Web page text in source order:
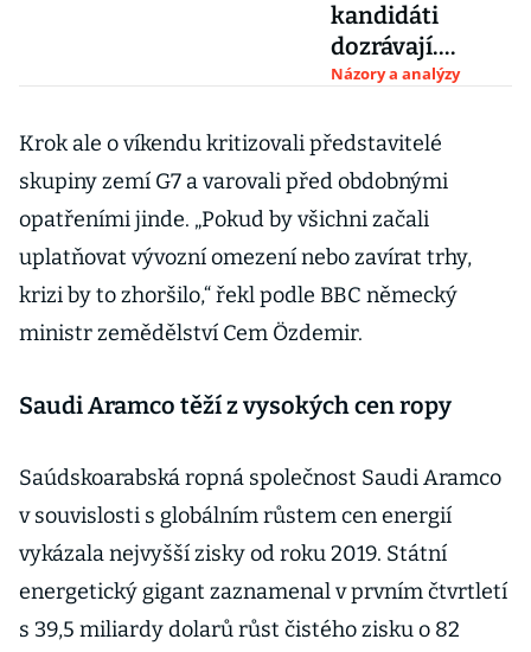
kandidáti
dozrávají.
Favoritem je
koněm Babiš i
Středula
Názory a analýzy
Krok ale o víkendu kritizovali představitelé
skupiny zemí G7 a varovali před obdobnými
opatřeními jinde. „Pokud by všichni začali
uplatňovat vývozní omezení nebo zavírat trhy,
krizi by to zhoršilo,“ řekl podle BBC německý
ministr zemědělství Cem Özdemir.
Saudi Aramco těží z vysokých cen ropy
Saúdskoarabská ropná společnost Saudi Aramco
v souvislosti s globálním růstem cen energií
vykázala nejvyšší zisky od roku 2019. Státní
energetický gigant zaznamenal v prvním čtvrtletí
s 39,5 miliardy dolarů růst čistého zisku o 82